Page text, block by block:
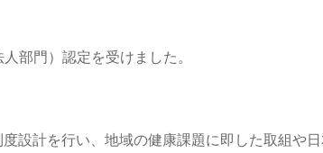
部門）認定を受けました。
設計を行い、地域の健康課題に即した取組や